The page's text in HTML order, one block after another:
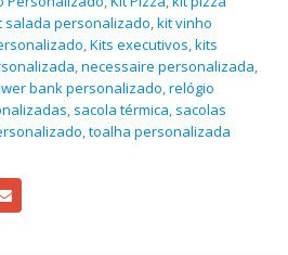
salada personalizado,kit vinho
,Kits executivos,kits
,necessaire personalizada,
bank personalizado,relógio
, sacola térmica, sacolas
,toalha personalizada